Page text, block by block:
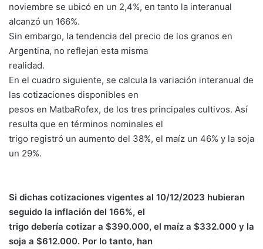
noviembre se ubicó en un 2,4%, en tanto la interanual
alcanzó un 166%.
Sin embargo, la tendencia del precio de los granos en
Argentina, no reflejan esta misma
realidad.
En el cuadro siguiente, se calcula la variación interanual de
las cotizaciones disponibles en
pesos en MatbaRofex, de los tres principales cultivos. Así
resulta que en términos nominales el
trigo registró un aumento del 38%, el maíz un 46% y la soja
un 29%.
Si dichas cotizaciones vigentes al 10/12/2023 hubieran
seguido la inflación del 166%, el
trigo debería cotizar a $390.000, el maíz a $332.000 y la
soja a $612.000. Por lo tanto, han